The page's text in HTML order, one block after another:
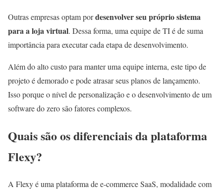
Outras empresas optam pordesenvolver seu próprio sistema
para a loja virtual. Dessa forma, uma equipe de TI é de suma
importância para executar cada etapa de desenvolvimento.
Além do alto custo para manter uma equipe interna, este tipo de
projeto é demorado e pode atrasar seus planos de lançamento.
Isso porque o nível de personalização e o desenvolvimento de um
software do zero são fatores complexos.
Quais são os diferenciais da plataforma
Flexy?
A Flexy é uma plataforma de e-commerce SaaS, modalidade com